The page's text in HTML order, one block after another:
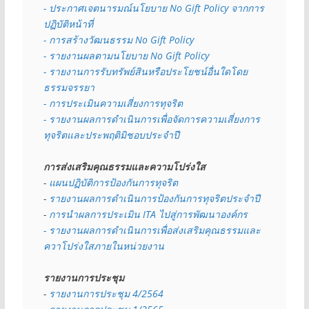
- ประกาศเจตนารมณ์นโยบาย No Gift Policy จากการ
ปฏิบัติหน้าที่
- การสร้างวัฒนธรรม No Gift Policy
- รายงานผลตามนโยบาย No Gift Policy
- รายงานการรับทรัพย์สินหรือประโยชน์อื่นใดโดย
ธรรมจรรยา
- การประเมินความเสี่ยงการทุจริต
- รายงานผลการดำเนินการเพื่อจัดการความเสี่ยงการ
ทุจริตและประพฤติมิชอบประจำปี
การส่งเสริมคุณธรรมและความโปร่งใส
- แผนปฏิบัติการป้องกันการทุจริต
- รายงานผลการดำเนินการป้องกันการทุจริตประจำปี
- การนำผลการประเมิน ITA ไปสู่การพัฒนาองค์กร
- รายงานผลการดำเนินการเพื่อส่งเสริมคุณธรรมและ
ควาโปร่งใสภายในหน่วยงาน
รายงานการประชุม
- รายงานการประชุม 4/2564